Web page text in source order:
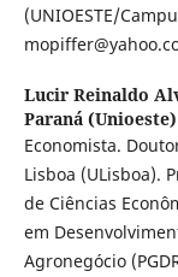
(UNIOESTE/
Lucir Reinaldo
Paraná (Unioeste)
Economista.
Lisboa (ULisboa).
de Ciências
em
Agronegócio